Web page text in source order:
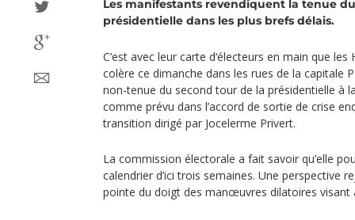
Les manifestants revendiquent la tenue
présidentielle dans les plus brefs délais.
C’est avec leur carte d‘électeurs en main que
colère ce dimanche dans les rues de la capitale
non-tenue du second tour de la présidentielle à
comme prévu dans l’accord de sortie de crise
transition dirigé par Jocelerme Privert.
La commission électorale a fait savoir qu’elle
calendrier d’ici trois semaines. Une perspective
pointe du doigt des manœuvres dilatoires visant